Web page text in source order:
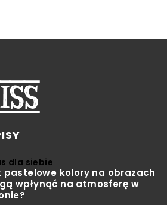
dla siebie
pastelowe kolory na obrazach
wpłynąć na atmosferę w